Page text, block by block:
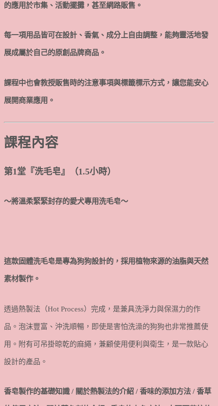
的應用於市集、活動擺攤，甚至網路販售。
每一項用品皆可在設計、香氣、成分上自由調整，能夠靈活地發
展成屬於自己的原創品牌商品。
課程中也會教授販售時的注意事項與標籤標示方式，讓您能安心
展開商業應用。
課程內容
第1 堂『洗毛皂』 （1.5小時）
～將溫柔緊緊封存的愛犬專用洗毛皂～
這款固體洗毛皂是專為狗狗設計的，採用植物來源的油脂與天然
素材製作。
透過熱製法（Hot Process）完成，是兼具洗淨力與保濕力的作
品。泡沫豐富、沖洗順暢，即使是害怕洗澡的狗狗也非常推薦使
用。附有可吊掛晾乾的麻繩，兼顧使用便利與衛生，是一款貼心
設計的產品。
香皂製作的基礎知識 / 關於熱製法的介紹 / 香味的添加方法 / 香草